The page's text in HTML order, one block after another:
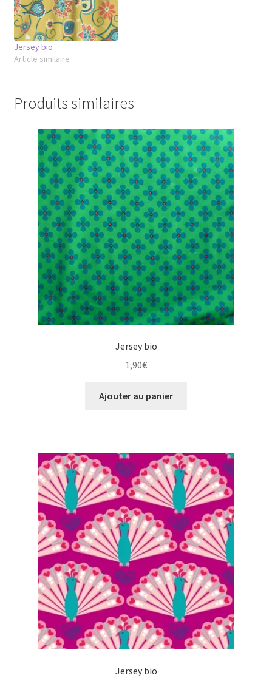
Jersey bio
Article similaire
Produits similaires
Jersey bio
1,90€
Ajouter au panier
Jersey bio